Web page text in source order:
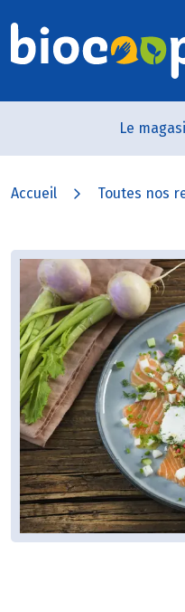
Le
Accueil Toutes nos